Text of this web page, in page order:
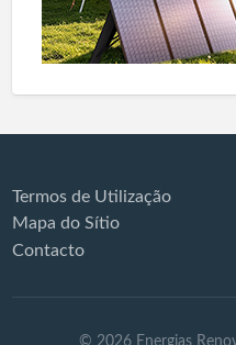
Termos de Utilização
Mapa do Sítio
Contacto
© 2026 Energias